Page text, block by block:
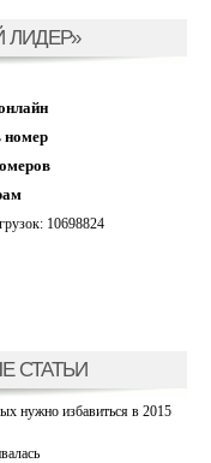
номер
10698824
СТАТЬИ
нужно избавиться в 2015